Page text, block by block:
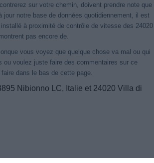
sur votre chemin, doivent prendre note que
jour notre base de données quotidiennement, il est
à proximité de contrôle de vitesse des 24020
pas encore de.
vous voyez que quelque chose va mal ou qui
ou voulez juste faire des commentaires sur ce
dans le bas de cette page.
Nibionno LC, Italie et 24020 Villa di